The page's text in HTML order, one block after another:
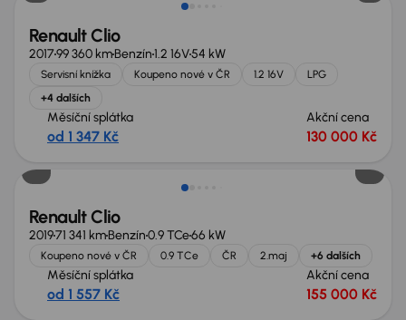
Renault Clio
201799 360 kmBenzín1.2 16V54 kW
Servisní knížka Koupeno nové v ČR 1.2 16V
LPG
+4 dalších
Měsíční splátka
od 1 347 Kč
Akční cena
130 000 Kč
Renault Clio
201971 341 kmBenzín0.9 TCe66 kW
Koupeno nové v ČR 0.9 TCe ČR 2.maj +6 dalších
Měsíční splátka
od 1 557 Kč
Akční cena
155 000 Kč